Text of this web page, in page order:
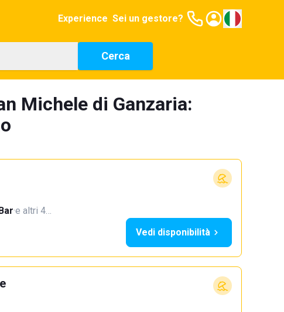
Experience Sei un gestore?
Cerca
Michele di Ganzaria:
·e altri 4…
Vedi disponibilità